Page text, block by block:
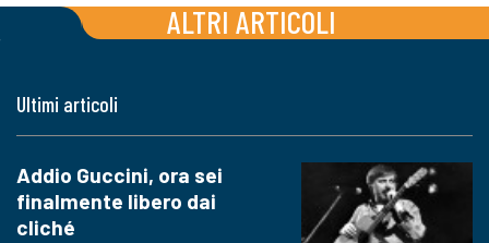
ALTRI ARTICOLI
Ultimi articoli
Addio Guccini, ora sei
finalmente libero dai
cliché